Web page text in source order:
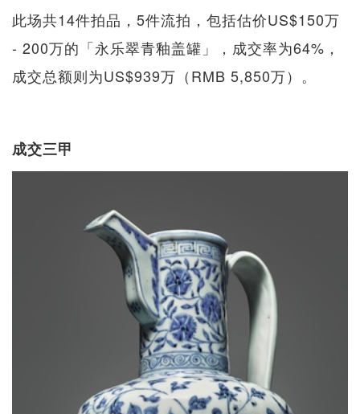
此场共14件拍品，5件流拍，包括估价US$150万
- 200万的「永乐翠青釉盖罐」，成交率为64%，
成交总额则为US$939万（RMB 5,850万）。
成交三甲